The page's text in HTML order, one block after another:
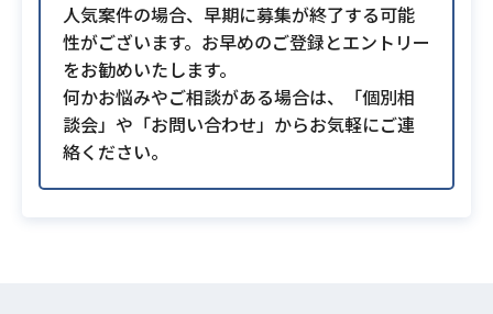
人気案件の場合、早期に募集が終了する可能
性がございます。お早めのご登録とエントリー
をお勧めいたします。
何かお悩みやご相談がある場合は、「個別相
談会」や「お問い合わせ」からお気軽にご連
絡ください。